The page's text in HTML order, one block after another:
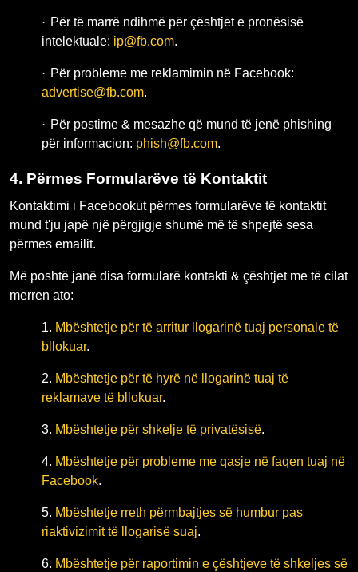
· Për të marrë ndihmë për çështjet e pronësisë
intelektuale: ip@fb.com.
· Për probleme me reklamimin në Facebook:
advertise@fb.com.
· Për postime & mesazhe që mund të jenë phishing
për informacion: phish@fb.com.
4. Përmes Formularëve të Kontaktit
Kontaktimi i Facebookut përmes formularëve të kontaktit
mund t'ju japë një përgjigje shumë më të shpejtë sesa
përmes emailit.
Më poshtë janë disa formularë kontakti & çështjet me të cilat
merren ato:
1. Mbështetje për të arritur llogarinë tuaj personale të
bllokuar.
2. Mbështetje për të hyrë në llogarinë tuaj të
reklamave të bllokuar.
3. Mbështetje për shkelje të privatësisë.
4. Mbështetje për probleme me qasje në faqen tuaj në
Facebook.
5. Mbështetje rreth përmbajtjes së humbur pas
riaktivizimit të llogarisë suaj.
6. Mbështetje për raportimin e çështjeve të shkeljes së